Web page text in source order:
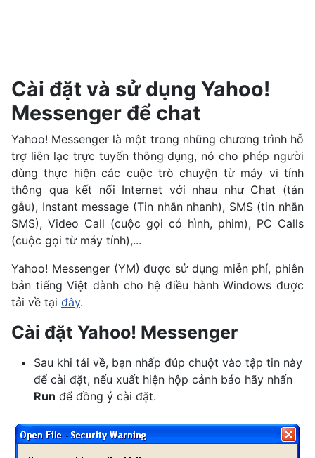
Cài đặt và sử dụng Yahoo!
Messenger để chat
Yahoo! Messenger là một trong những chương trình hỗ
trợ liên lạc trực tuyến thông dụng, nó cho phép người
dùng thực hiện các cuộc trò chuyện từ máy vi tính
thông qua kết nối Internet với nhau như Chat (tán
gẫu), Instant message (Tin nhắn nhanh), SMS (tin nhắn
SMS), Video Call (cuộc gọi có hình, phim), PC Calls
(cuộc gọi từ máy tính),...
Yahoo! Messenger (YM) được sử dụng miễn phí, phiên
bản tiếng Việt dành cho hệ điều hành Windows được
tải về tại đây.
Cài đặt Yahoo! Messenger
Sau khi tải về, bạn nhấp đúp chuột vào tập tin này
để cài đặt, nếu xuất hiện hộp cảnh báo hãy nhấn
Run để đồng ý cài đặt.